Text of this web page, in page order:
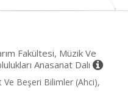
Fakültesi, Müzik Ve
Anasanat Dalı
Ve Beşeri Bilimler (Ahci),